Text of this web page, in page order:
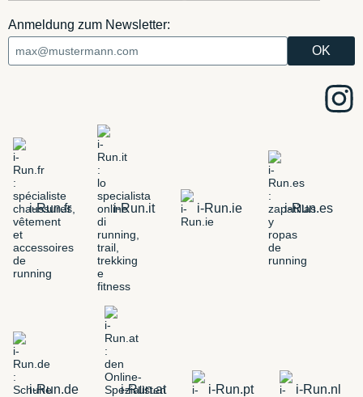
Anmeldung zum Newsletter:
i-Run.fr i-Run.it i-Run.ie i-Run.es
i-Run.de i-Run.at i-Run.pt i-Run.nl